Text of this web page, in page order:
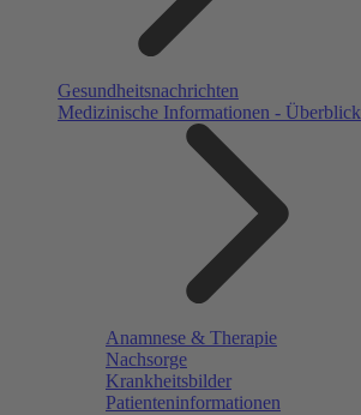
Gesundheitsnachrichten
Medizinische Informationen - Überblick
Anamnese & Therapie
Nachsorge
Krankheitsbilder
Patienteninformationen